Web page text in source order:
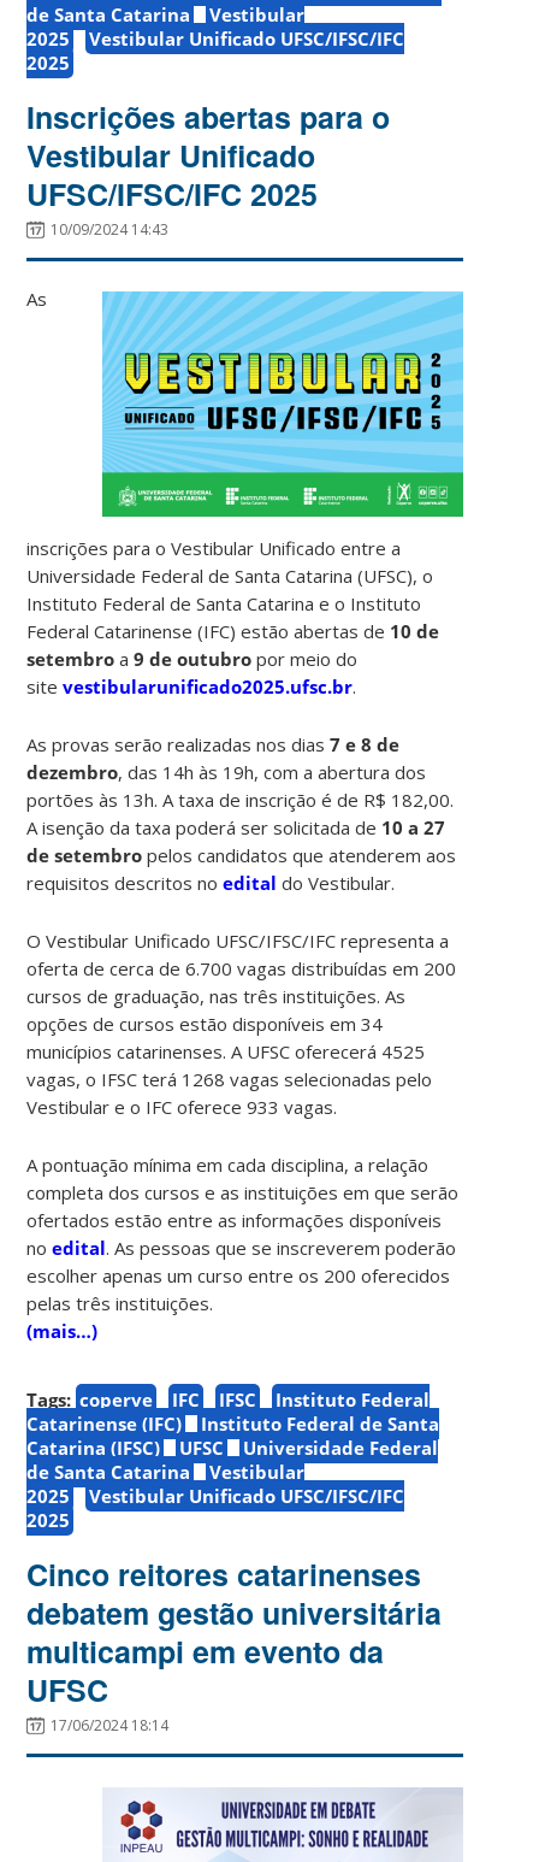
de Santa Catarina
Vestibular
2025
Vestibular Unificado UFSC/IFSC/IFC
2025
Inscrições abertas para o
Vestibular Unificado
UFSC/IFSC/IFC 2025
10/09/2024 14:43
As
inscrições para o Vestibular Unificado entre a
Universidade Federal de Santa Catarina (UFSC), o
Instituto Federal de Santa Catarina e o Instituto
Federal Catarinense (IFC) estão abertas de 10 de
setembroa 9 de outubropor meio do
sitevestibularunificado2025.ufsc.br.
As provas serão realizadas nos dias 7 e 8 de
dezembro, das 14h às 19h, com a abertura dos
portões às 13h. A taxa de inscrição é de R$ 182,00.
A isenção da taxa poderá ser solicitada de 10 a 27
de setembro pelos candidatos que atenderem aos
requisitos descritos noedital do Vestibular.
O Vestibular Unificado UFSC/IFSC/IFC representa a
oferta de cerca de 6.700 vagas distribuídas em 200
cursos de graduação, nas três instituições. As
opções de cursos estão disponíveis em 34
municípios catarinenses. A UFSC oferecerá 4525
vagas, o IFSC terá 1268 vagas selecionadas pelo
Vestibular e o IFC oferece 933 vagas.
A pontuação mínima em cada disciplina, a relação
completa dos cursos e as instituições em que serão
ofertados estão entre as informações disponíveis
noedital. As pessoas que se inscreverem poderão
escolher apenas um curso entre os 200 oferecidos
pelas três instituições.
(mais…)
Tags: coperve IFC IFSC
Instituto Federal
Catarinense (IFC)
Instituto Federal de Santa
Catarina (IFSC)
UFSC
Universidade Federal
de Santa Catarina
Vestibular
2025
Vestibular Unificado UFSC/IFSC/IFC
2025
Cinco reitores catarinenses
debatem gestão universitária
multicampi em evento da
UFSC
17/06/2024 18:14